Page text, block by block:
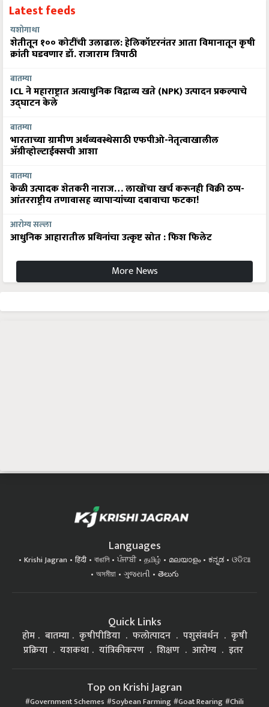
Latest feeds
यशोगाथा
शेतीतून १०० कोटींची उलाढाल: हेलिकॉप्टरनंतर आता विमानातून कृषी
क्रांती घडवणार डॉ. राजाराम त्रिपाठी
बातम्या
ICL ने महाराष्ट्रात अत्याधुनिक विद्राव्य खते (NPK) उत्पादन प्रकल्पाचे
उद्घाटन केले
बातम्या
भारताच्या ग्रामीण अर्थव्यवस्थेसाठी एफपीओ-नेतृत्वाखालील
अ‍ॅग्रीव्होल्टाईक्सची आशा
बातम्या
केळी उत्पादक शेतकरी नाराज… लाखोंचा खर्च करूनही विक्री ठप्प-
आंतरराष्ट्रीय तणावासह व्यापाऱ्यांच्या दबावाचा फटका!
आरोग्य सल्ला
आधुनिक आहारातील प्रथिनांचा उत्कृष्ट स्रोत : फिश फिलेट
More News
Languages
Krishi Jagran हिंदी বাঙালি ਪੰਜਾਬੀ தமிழ் മലയാളം ಕನ್ನಡ
ଓଡିଆ
অসমীয়া
ગુજરાતી తెలుగు
Quick Links
होम बातम्या कृषीपीडिया फलोत्पादन पशुसंवर्धन
कृषी
प्रक्रिया
यशकथा यांत्रिकीकरण शिक्षण आरोग्य इतर
Top on Krishi Jagran
Government Schemes Soybean Farming Goat Rearing Chili